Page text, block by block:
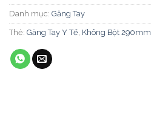
Danh mục: Găng Tay
Thẻ: Găng Tay Y Tế Không Bột 290mm